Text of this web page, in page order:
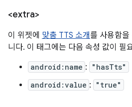
<extra>
이 위젯에 맞춤 TTS 소개를 사용함을
니다. 이 태그에는 다음 속성 값이 필
android:name :
"hasTts"
android:value : "true"